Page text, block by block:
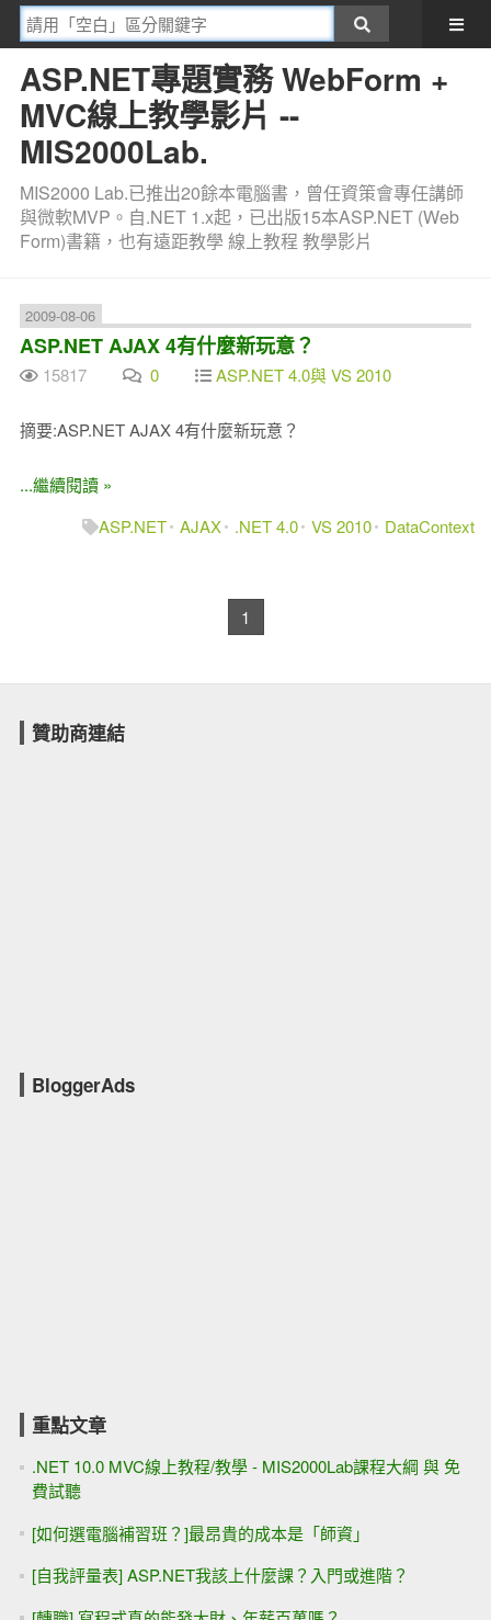
ASP.NET專題實務 WebForm +
MVC線上教學影片 --
MIS2000Lab.
MIS2000 Lab.已推出20餘本電腦書，曾任資策會專任講師
與微軟MVP。自.NET 1.x起，已出版15本ASP.NET (Web
Form)書籍，也有遠距教學 線上教程 教學影片
2009-08-06
ASP.NET AJAX 4有什麼新玩意？
15817 0 ASP.NET 4.0與 VS 2010
摘要:ASP.NET AJAX 4有什麼新玩意？
...繼續閱讀 »
ASP.NET AJAX .NET 4.0 VS 2010 DataContext
1
贊助商連結
BloggerAds
重點文章
.NET 10.0 MVC線上教程/教學 - MIS2000Lab課程大綱 與 免
費試聽
[如何選電腦補習班？]最昂貴的成本是「師資」
[自我評量表] ASP.NET我該上什麼課？入門或進階？